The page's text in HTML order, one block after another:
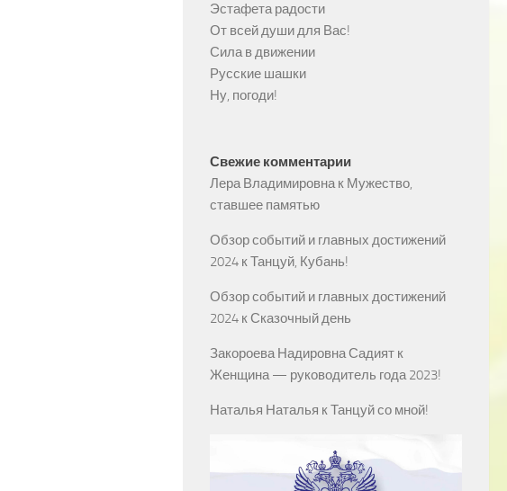
Эстафета радости
От всей души для Вас!
Сила в движении
Русские шашки
Ну, погоди!
Свежие комментарии
Лера Владимировнак Мужество,
ставшее памятью
Обзор событий и главных достижений
2024 кТанцуй, Кубань!
Обзор событий и главных достижений
2024 кСказочный день
Закороева Надировна Садият к
Женщина — руководитель года 2023!
Наталья Наталья кТанцуй со мной!